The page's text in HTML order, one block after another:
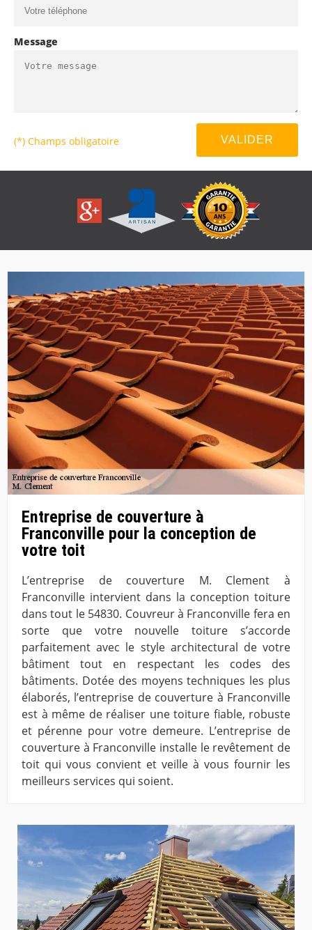
Message
(*) Champs obligatoire
Entreprise de couverture à
Franconville pour la conception de
votre toit
L’entreprise de couverture M. Clement à
Franconville intervient dans la conception toiture
dans tout le 54830. Couvreur à Franconville fera en
sorte que votre nouvelle toiture s’accorde
parfaitement avec le style architectural de votre
bâtiment tout en respectant les codes des
bâtiments. Dotée des moyens techniques les plus
élaborés, l’entreprise de couverture à Franconville
est à même de réaliser une toiture fiable, robuste
et pérenne pour votre demeure. L’entreprise de
couverture à Franconville installe le revêtement de
toit qui vous convient et veille à vous fournir les
meilleurs services qui soient.